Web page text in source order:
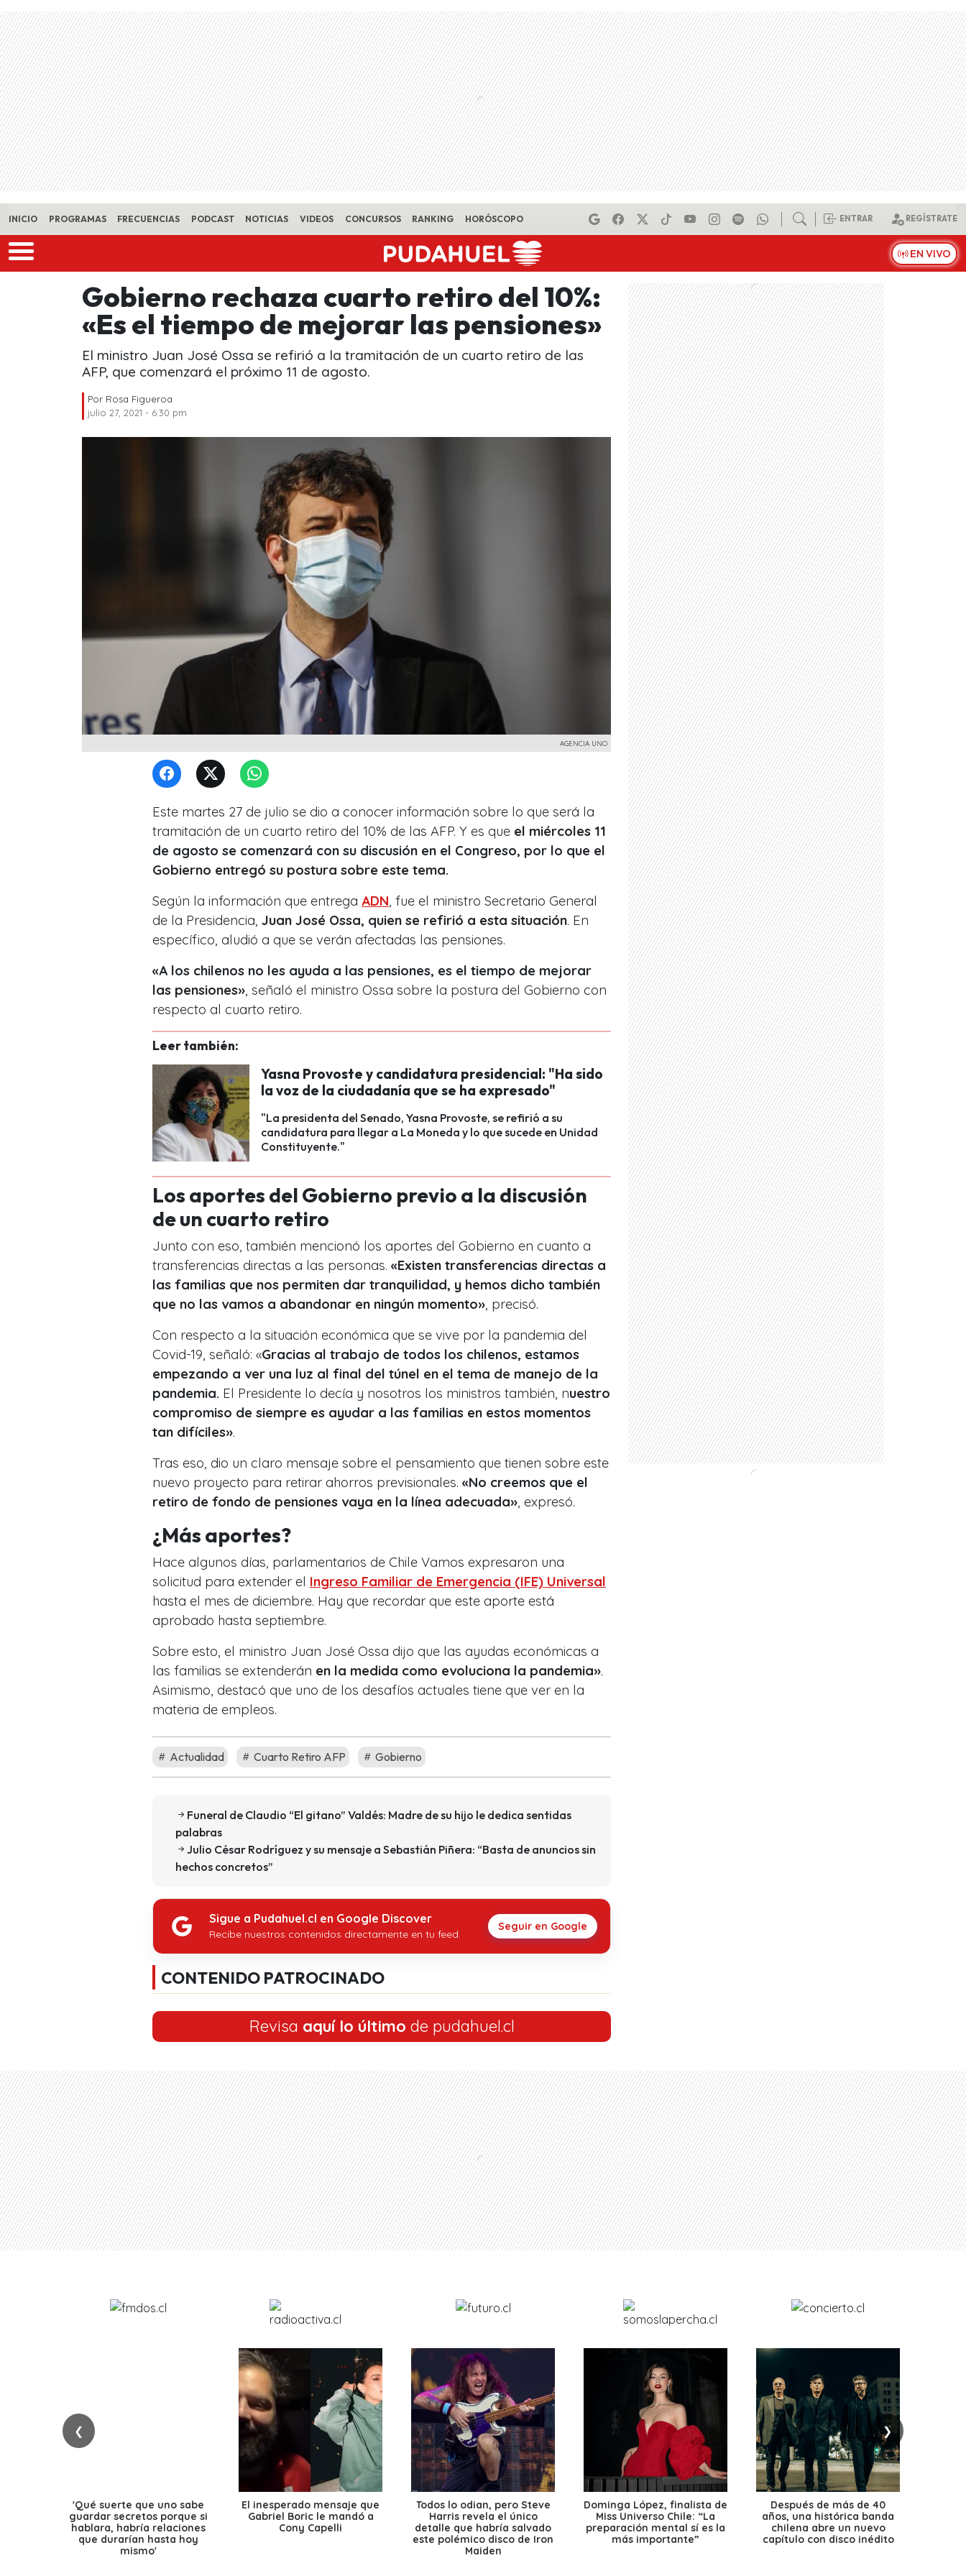
Skip to main content
INICIO PROGRAMAS FRECUENCIAS PODCAST NOTICIAS VIDEOS CONCURSOS RANKING HORÓSCOPO ENTRAR REGÍSTRATE
EN VIVO
Gobierno rechaza cuarto retiro del 10%:
«Es el tiempo de mejorar las pensiones»
El ministro Juan José Ossa se refirió a la tramitación de un cuarto retiro de las
AFP, que comenzará el próximo 11 de agosto.
Por Rosa Figueroa
julio 27, 2021 - 6:30 pm
AGENCIA UNO
Este martes 27 de julio se dio a conocer información sobre lo que será la
tramitación de un cuarto retiro del 10% de las AFP. Y es que el miércoles 11
de agosto se comenzará con su discusión en el Congreso, por lo que el
Gobierno entregó su postura sobre este tema.
Según la información que entrega ADN , fue el ministro Secretario General
de la Presidencia, Juan José Ossa, quien se refirió a esta situación. En
específico, aludió a que se verán afectadas las pensiones.
«A los chilenos no les ayuda a las pensiones, es el tiempo de mejorar
las pensiones» , señaló el ministro Ossa sobre la postura del Gobierno con
respecto al cuarto retiro.
Leer también:
Yasna Provoste y candidatura presidencial: "Ha sido
la voz de la ciudadanía que se ha expresado"
"La presidenta del Senado, Yasna Provoste, se refirió a su
candidatura para llegar a La Moneda y lo que sucede en Unidad
Constituyente."
Los aportes del Gobierno previo a la discusión
de un cuarto retiro
Junto con eso, también mencionó los aportes del Gobierno en cuanto a
transferencias directas a las personas. «Existen transferencias directas a
las familias que nos permiten dar tranquilidad, y hemos dicho también
que no las vamos a abandonar en ningún momento» , precisó.
Con respecto a la situación económica que se vive por la pandemia del
Covid-19, señaló: «Gracias al trabajo de todos los chilenos, estamos
empezando a ver una luz al final del túnel en el tema de manejo de la
pandemia. El Presidente lo decía y nosotros los ministros también, nuestro
compromiso de siempre es ayudar a las familias en estos momentos
tan difíciles».
Tras eso, dio un claro mensaje sobre el pensamiento que tienen sobre este
nuevo proyecto para retirar ahorros previsionales. «No creemos que el
retiro de fondo de pensiones vaya en la línea adecuada» , expresó.
¿Más aportes?
Hace algunos días, parlamentarios de Chile Vamos expresaron una
solicitud para extender el Ingreso Familiar de Emergencia (IFE) Universal
hasta el mes de diciembre. Hay que recordar que este aporte está
aprobado hasta septiembre.
Sobre esto, el ministro Juan José Ossa dijo que las ayudas económicas a
las familias se extenderán en la medida como evoluciona la pandemia».
Asimismo, destacó que uno de los desafíos actuales tiene que ver en la
materia de empleos.
Actualidad Cuarto Retiro AFP Gobierno
Funeral de Claudio “El gitano” Valdés: Madre de su hijo le dedica sentidas
palabras
Julio César Rodríguez y su mensaje a Sebastián Piñera: “Basta de anuncios sin
hechos concretos”
Sigue a Pudahuel.cl en Google Discover
Recibe nuestros contenidos directamente en tu feed.
Seguir en Google
CONTENIDO PATROCINADO
Revisa aquí lo último de pudahuel.cl
❮ ❯
'Qué suerte que uno sabe
guardar secretos porque si
hablara, habría relaciones
que durarían hasta hoy
mismo'
El inesperado mensaje que
Gabriel Boric le mandó a
Cony Capelli
Todos lo odian, pero Steve
Harris revela el único
detalle que habría salvado
este polémico disco de Iron
Maiden
Dominga López, finalista de
Miss Universo Chile: “La
preparación mental sí es la
más importante”
Después de más de 40
años, una histórica banda
chilena abre un nuevo
capítulo con disco inédito